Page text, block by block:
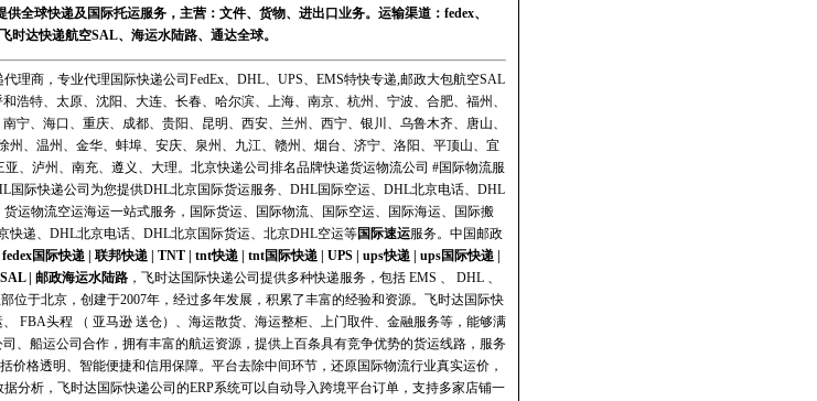
供全球快递及国际托运服务，主营：文件、货物、进出口业务。运输渠道： fedex、
飞时达快递航空SAL、 海运水陆路、通达全球。
理商，专业代理国际快递公司FedEx、DHL、UPS、EMS特快专递,邮政大包航空SAL
浩特、太原、沈阳、大连、长春、哈尔滨、上海、南京、杭州、宁波、合肥、福州、
宁、海口、重庆、成都、贵阳、昆明、西安、兰州、西宁、银川、乌鲁木齐、唐山、
、温州、金华、蚌埠、安庆、泉州、九江、赣州、烟台、济宁、洛阳、平顶山、宜
、泸州、南充、遵义、大理。北京快递公司排名品牌快递货运物流公司 #国际物流服
国际快递公司为您提供DHL北京国际货运服务、DHL国际空运、DHL北京电话、DHL
运物流空运海运一站式服务，国际货运、国际物流、国际空运、国际海运、国际搬
递、DHL北京电话、DHL北京国际货运、北京DHL空运等国际速运服务。 中国邮政
fedex国际快递| 联邦快递| TNT| tnt快递| tnt国际快递| UPS| ups快递| ups国际快递|
| 邮政海运水陆路，飞时达国际快递公司提供多种快递服务，包括 EMS 、 DHL 、
位于北京，创建于2007年，经过多年发展，积累了丰富的经验和资源。飞时达国际快
FBA头程 （ 亚马逊 送仓）、海运散货、海运整柜、上门取件、金融服务等，能够满
、船运公司合作，拥有丰富的航运资源，提供上百条具有竞争优势的货运线路，服务
价格透明、智能便捷和信用保障。平台去除中间环节，还原国际物流行业真实运价，
分析，飞时达国际快递公司的ERP系统可以自动导入跨境平台订单，支持多家店铺一